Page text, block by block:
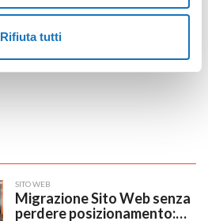
Rifiuta tutti
SITO WEB
Migrazione Sito Web senza
perdere posizionamento: